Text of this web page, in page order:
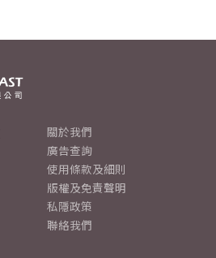
關於我們
廣告查詢
使用條款及細則
版權及免責聲明
私隱政策
聯絡我們